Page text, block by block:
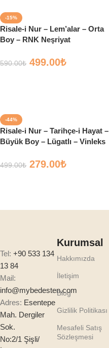
-15%
Risale-i Nur – Lem’alar – Orta
Boy – RNK Neşriyat
590.00₺ 499.00₺
-44%
Risale-i Nur – Tarihçe-i Hayat –
Büyük Boy – Lügatlı – Vinleks
499.00₺ 279.00₺
Tel: +90 533 134
13 84
Mail:
info@mybedesten.com
Adres: Esentepe
Mah. Dergiler
Sok.
No:2/1 Şişli/
Kurumsal
Hakkımızda
İletişim
Blog
Gizlilik Politikası
Mesafeli Satış
Sözleşmesi